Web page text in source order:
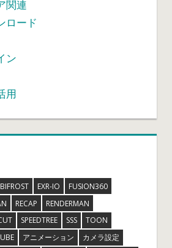
関連
ロード
ン
用
BIFROST EXR-IO
FUSION360
RECAP
RENDERMAN
SPEEDTREE SSS
TOON
アニメーション
カメラ設定